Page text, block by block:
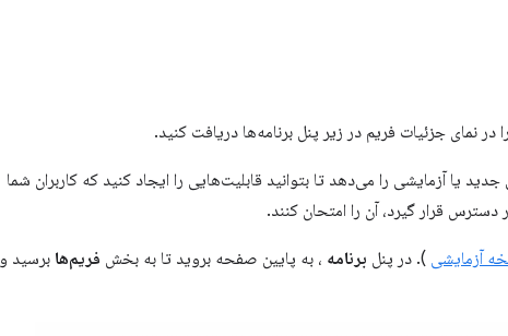
نمای جزئیات فریم در زیر پنل برنامه‌ها دریافت کنید.
یا آزمایشی را می‌دهد تا بتوانید قابلیت‌هایی را ایجاد کنید که کاربران شما
قرار گیرد، آن را امتحان کنند.
آزمایشی ). در پنل برنامه ، به پایین صفحه بروید تا به بخش فریم‌ها برسید و